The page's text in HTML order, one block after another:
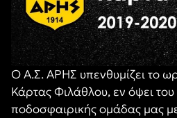
Ο Α.Σ. ΑΡΗΣ υπενθυμίζει το
Κάρτας Φιλάθλου, εν όψει
ποδοσφαιρικής ομάδας μας